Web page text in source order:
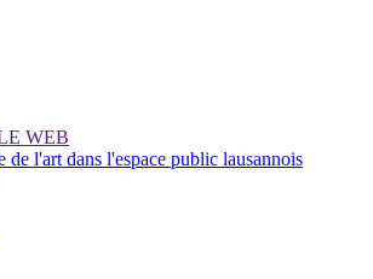
WEB
l'art dans l'espace public lausannois